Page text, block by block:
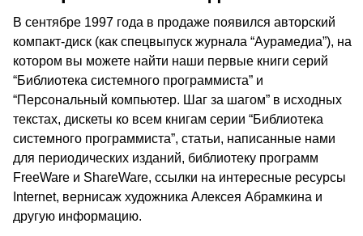
В сентябре 1997 года в продаже появился авторский
компакт-диск (как спецвыпуск журнала “Аурамедиа”), на
котором вы можете найти наши первые книги серий
“Библиотека системного программиста” и
“Персональный компьютер. Шаг за шагом” в исходных
текстах, дискеты ко всем книгам серии “Библиотека
системного программиста”, статьи, написанные нами
для периодических изданий, библиотеку программ
FreeWare и ShareWare, ссылки на интересные ресурсы
Internet, вернисаж художника Алексея Абрамкина и
другую информацию.